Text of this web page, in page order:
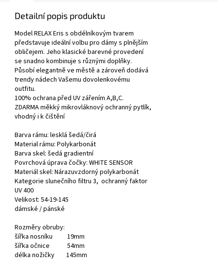
Detailní popis produktu
Model RELAX Eris s obdélníkovým tvarem
představuje ideální volbu pro dámy s plnějším
obličejem. Jeho klasické barevné provedení
se snadno kombinuje s různými doplňky.
Působí elegantně ve městě a zároveň dodává
trendy nádech Vašemu dovolenkovému
outfitu.
100% ochrana před UV zářením A,B,C.
ZDARMA měkký mikrovláknový ochranný pytlík,
vhodný i k čištění
Barva rámu: lesklá šedá/čirá
Material rámu: Polykarbonát
Barva skel: šedá gradientní
Povrchová úprava čočky: WHITE SENSOR
Materiál skel: Nárazuvzdorný polykarbonát
Kategorie slunečního filtru 3, ochranný faktor
UV 400
Velikost: 54-19-145
dámské / pánské
Rozměry obruby:
šířka nosníku 19mm
šířka očnice 54mm
délka nožičky 145mm